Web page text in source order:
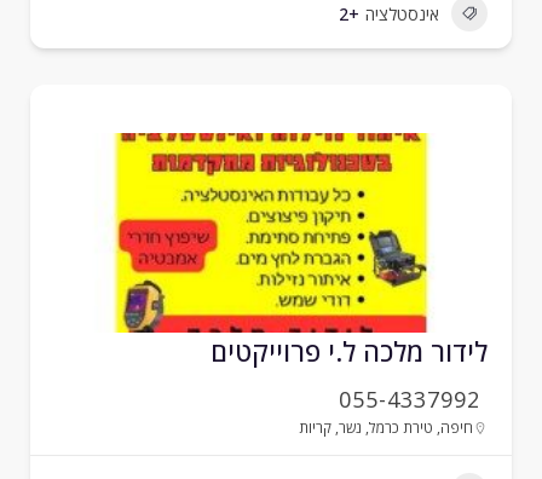
אינסטלציה +2
מלכה ל.י פרוייקטים
055-4337992
טירת כרמל,נשר ,קריות